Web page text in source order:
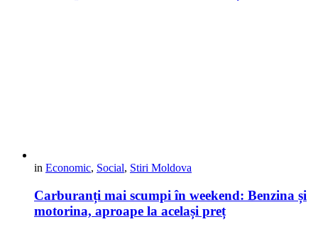
in Economic, Social, Stiri Moldova
Carburanți mai scumpi în weekend: Benzina și
motorina, aproape la același preț